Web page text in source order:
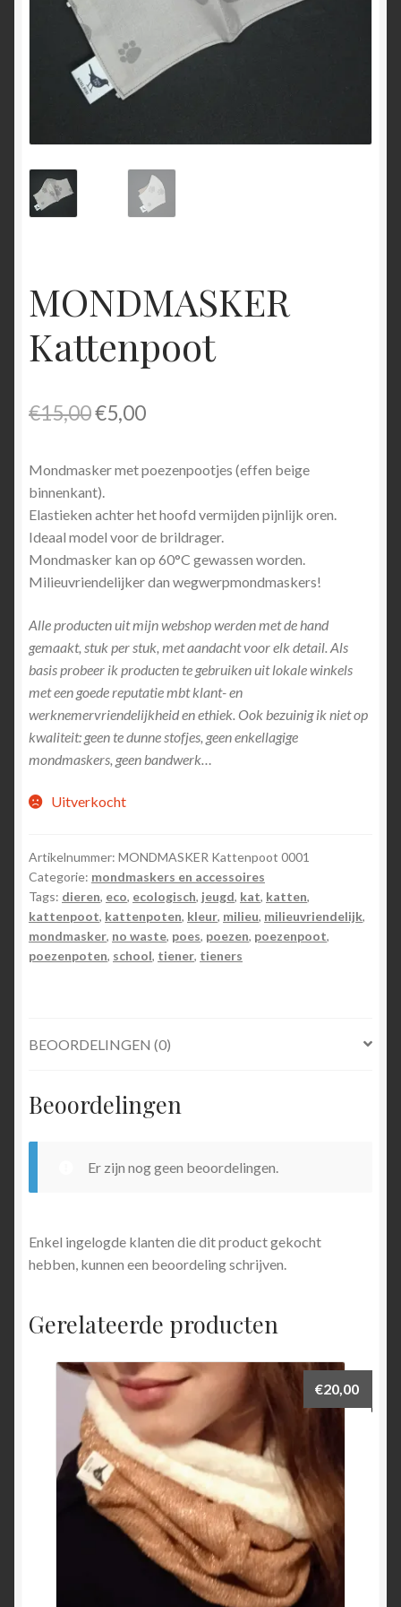
MONDMASKER
Kattenpoot
€15,00Oorspronkelijke
was:
€15,00.
€5,00Huidige
is:
€5,00.
Mondmasker met poezenpootjes (effen beige
binnenkant).
Elastieken achter het hoofd vermijden pijnlijk oren.
Ideaal model voor de brildrager.
Mondmasker kan op 60°C gewassen worden.
Milieuvriendelijker dan wegwerpmondmaskers!
Alle producten uit mijn webshop werden met de hand
gemaakt, stuk per stuk, met aandacht voor elk detail. Als
basis probeer ik producten te gebruiken uit lokale winkels
met een goede reputatie mbt klant- en
werknemervriendelijkheid en ethiek. Ook bezuinig ik niet op
kwaliteit: geen te dunne stofjes, geen enkellagige
mondmaskers, geen bandwerk…
Uitverkocht
Artikelnummer: MONDMASKER Kattenpoot 0001
Categorie: mondmaskers en accessoires
Tags: dieren, eco, ecologisch, jeugd, kat, katten,
kattenpoot, kattenpoten, kleur, milieu, milieuvriendelijk,
mondmasker, no waste, poes, poezen, poezenpoot,
poezenpoten, school, tiener, tieners
BEOORDELINGEN (0)
Beoordelingen
Er zijn nog geen beoordelingen.
Enkel ingelogde klanten die dit product gekocht
hebben, kunnen een beoordeling schrijven.
Gerelateerde producten
€20,00